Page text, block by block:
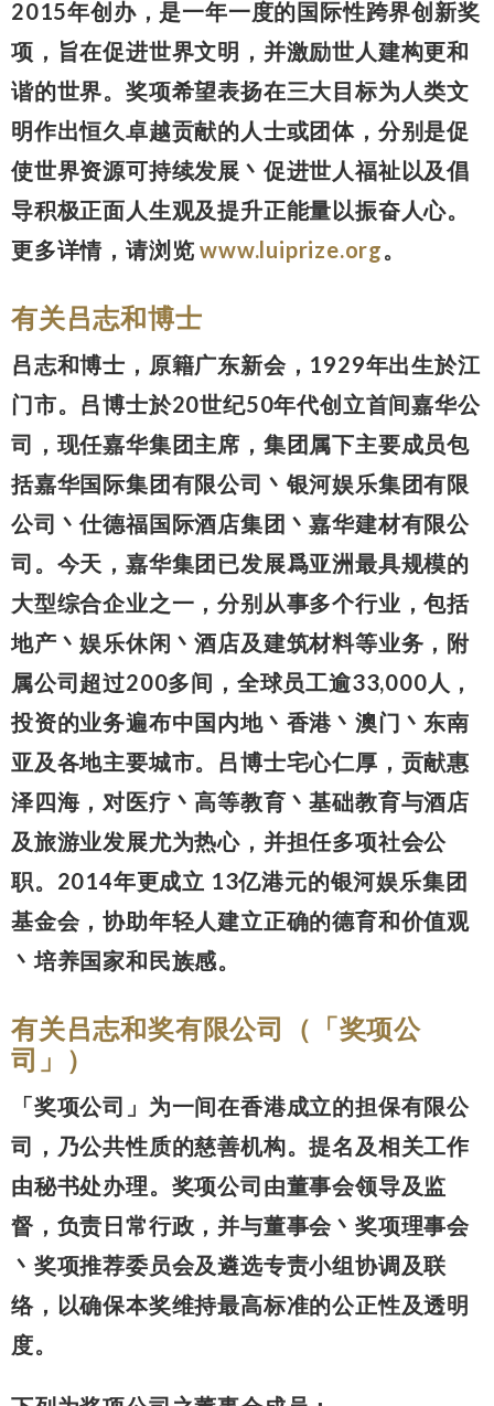
2015年创办，是一年一度的国际性跨界创新奖
项，旨在促进世界文明，并激励世人建构更和
谐的世界。奖项希望表扬在三大目标为人类文
明作出恒久卓越贡献的人士或团体，分别是促
使世界资源可持续发展丶促进世人福祉以及倡
导积极正面人生观及提升正能量以振奋人心。
更多详情，请浏览www.luiprize.org。
有关吕志和博士
吕志和博士，原籍广东新会，1929年出生於江
门市。吕博士於20世纪50年代创立首间嘉华公
司，现任嘉华集团主席，集团属下主要成员包
括嘉华国际集团有限公司丶银河娱乐集团有限
公司丶仕德福国际酒店集团丶嘉华建材有限公
司。今天，嘉华集团已发展爲亚洲最具规模的
大型综合企业之一，分别从事多个行业，包括
地产丶娱乐休闲丶酒店及建筑材料等业务，附
属公司超过200多间，全球员工逾33,000人，
投资的业务遍布中国内地丶香港丶澳门丶东南
亚及各地主要城市。吕博士宅心仁厚，贡献惠
泽四海，对医疗丶高等教育丶基础教育与酒店
及旅游业发展尤为热心，并担任多项社会公
职。2014年更成立 13亿港元的银河娱乐集团
基金会，协助年轻人建立正确的德育和价值观
丶培养国家和民族感。
有关吕志和奖有限公司（「奖项公
司」）
「奖项公司」为一间在香港成立的担保有限公
司，乃公共性质的慈善机构。提名及相关工作
由秘书处办理。奖项公司由董事会领导及监
督，负责日常行政，并与董事会丶奖项理事会
丶奖项推荐委员会及遴选专责小组协调及联
络，以确保本奖维持最高标准的公正性及透明
度。